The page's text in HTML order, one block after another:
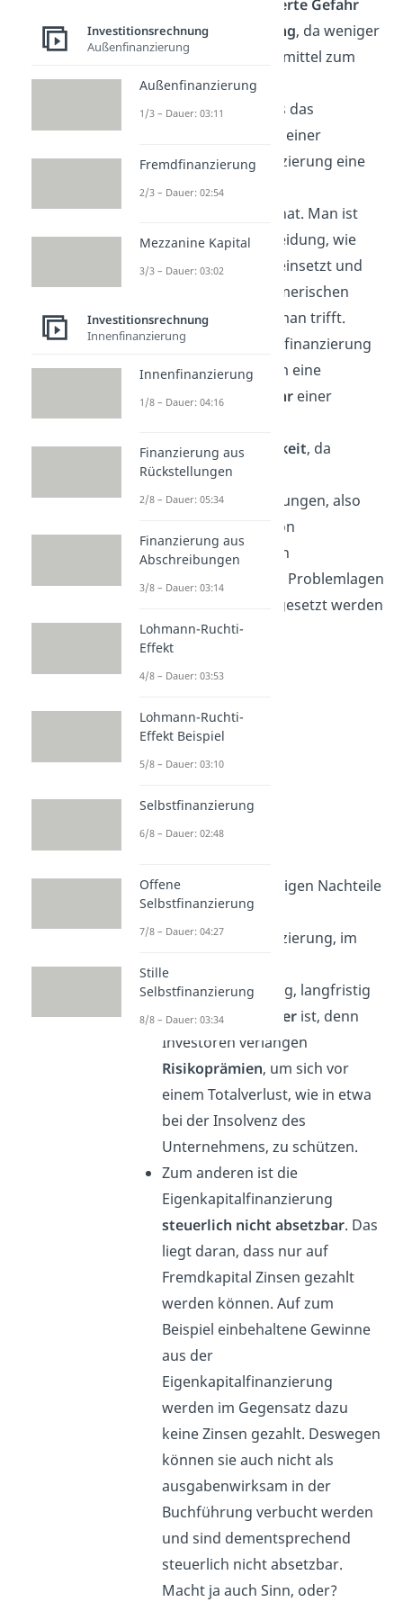
verringerte Gefahr
derÜberschuldung, da weniger
oder keine Fremdmittel zum
Einsatz kommen.
Daraus folgt, dass das
Unternehmen bei einer
Eigenkapitalfinanzierung eine
deutlichgrößere
hat. Man ist
frei in der Entscheidung, wie
man sein Kapital einsetzt und
welche unternehmerischen
Entscheidungen man trifft.
Im Falle der Innenfinanzierung
besteht außerdem eine
verringerte Gefahr einer
Zahlungsunfähigkeit, da
mögliche
Gewinnausschüttungen, also
die Auszahlung von
Gewinnanteilen an
Miteigentümer, in Problemlagen
auch einfach ausgesetzt werden
können.
Nachteile
Zu einem der wenigen Nachteile
zählt, dass die
Eigenkapitalfinanzierung, im
Außenfinanzierung, langfristig
gesehen eher teuer ist, denn
Investoren verlangen
Risikoprämien, um sich vor
einem Totalverlust, wie in etwa
bei der Insolvenz des
Unternehmens, zu schützen.
Zum anderen ist die
Eigenkapitalfinanzierung
steuerlich nicht absetzbar. Das
liegt daran, dass nur auf
Fremdkapital Zinsen gezahlt
werden können. Auf zum
Beispiel einbehaltene Gewinne
aus der
Eigenkapitalfinanzierung
werden im Gegensatz dazu
keine Zinsen gezahlt. Deswegen
können sie auch nicht als
ausgabenwirksam in der
Buchführung verbucht werden
und sind dementsprechend
steuerlich nicht absetzbar.
Macht ja auch Sinn, oder?
Investitionsrechnung
Außenfinanzierung
Außenfinanzierung
1/3 – Dauer: 03:11
Fremdfinanzierung
2/3 – Dauer: 02:54
Mezzanine Kapital
3/3 – Dauer: 03:02
Investitionsrechnung
Innenfinanzierung
Innenfinanzierung
1/8 – Dauer: 04:16
Finanzierung aus
Rückstellungen
2/8 – Dauer: 05:34
Finanzierung aus
Abschreibungen
3/8 – Dauer: 03:14
Lohmann-Ruchti-
Effekt
4/8 – Dauer: 03:53
Lohmann-Ruchti-
Effekt Beispiel
5/8 – Dauer: 03:10
Selbstfinanzierung
6/8 – Dauer: 02:48
Offene
Selbstfinanzierung
7/8 – Dauer: 04:27
Stille
Selbstfinanzierung
8/8 – Dauer: 03:34